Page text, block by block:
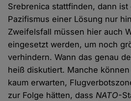
Srebrenica stattfinden, dann ist
Pazifismus einer Lösung nur
Zweifelsfall müssen hier auch
eingesetzt werden, um noch
verhindern. Wann das genau
heiß diskutiert. Manche
kaum erwarten,
zur Folge hätten, dassNATO-